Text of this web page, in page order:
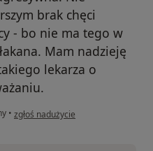
brak chęci
- bo nie ma tego w
Mam nadzieję
lekarza o
• w opinii użytkownika D.M.
zgłoś nadużycie